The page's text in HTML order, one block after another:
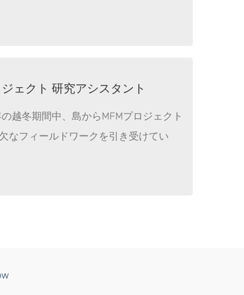
ェクト 研究アシスタント
越冬期間中、島からMFMプロジェクト
なフィールドワークを引き受けてい